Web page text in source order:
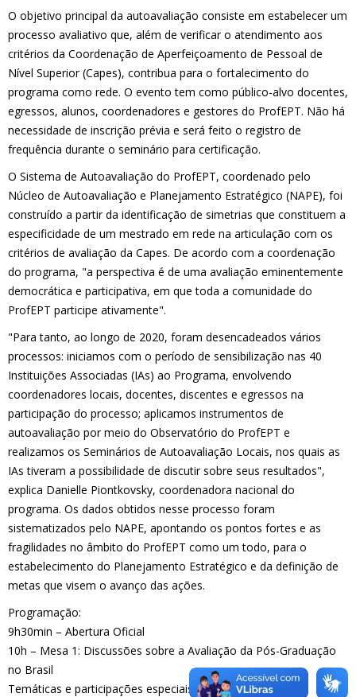
O objetivo principal da autoavaliação consiste em estabelecer um
processo avaliativo que, além de verificar o atendimento aos
critérios da Coordenação de Aperfeiçoamento de Pessoal de
Nível Superior (Capes), contribua para o fortalecimento do
programa como rede. O evento tem como público-alvo docentes,
egressos, alunos, coordenadores e gestores do ProfEPT. Não há
necessidade de inscrição prévia e será feito o registro de
frequência durante o seminário para certificação.
O Sistema de Autoavaliação do ProfEPT, coordenado pelo
Núcleo de Autoavaliação e Planejamento Estratégico (NAPE), foi
construído a partir da identificação de simetrias que constituem a
especificidade de um mestrado em rede na articulação com os
critérios de avaliação da Capes. De acordo com a coordenação
do programa, "a perspectiva é de uma avaliação eminentemente
democrática e participativa, em que toda a comunidade do
ProfEPT participe ativamente".
"Para tanto, ao longo de 2020, foram desencadeados vários
processos: iniciamos com o período de sensibilização nas 40
Instituições Associadas (IAs) ao Programa, envolvendo
coordenadores locais, docentes, discentes e egressos na
participação do processo; aplicamos instrumentos de
autoavaliação por meio do Observatório do ProfEPT e
realizamos os Seminários de Autoavaliação Locais, nos quais as
IAs tiveram a possibilidade de discutir sobre seus resultados",
explica Danielle Piontkovsky, coordenadora nacional do
programa. Os dados obtidos nesse processo foram
sistematizados pelo NAPE, apontando os pontos fortes e as
fragilidades no âmbito do ProfEPT como um todo, para o
estabelecimento do Planejamento Estratégico e da definição de
metas que visem o avanço das ações.
Programação:
9h30min – Abertura Oficial
10h – Mesa 1: Discussões sobre a Avaliação da Pós-Graduação
no Brasil
Temáticas e participações especiais: